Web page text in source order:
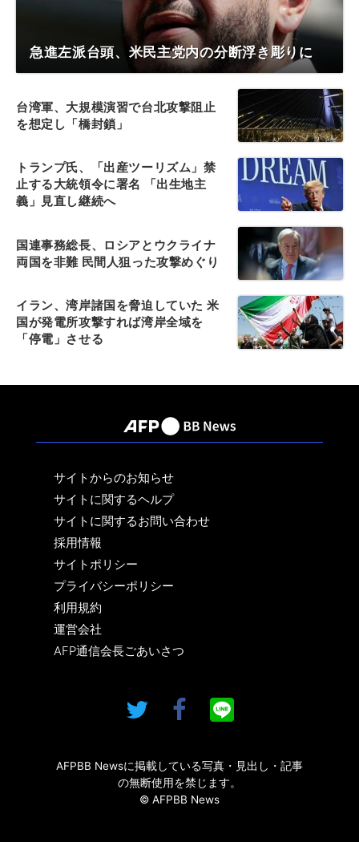
急進左派台頭、米民主党内の分断浮き彫りに
台湾軍、大規模演習で台北攻撃阻止
を想定し「橋封鎖」
トランプ氏、「出産ツーリズム」禁
止する大統領令に署名 「出生地主
義」見直し継続へ
国連事務総長、ロシアとウクライナ
両国を非難 民間人狙った攻撃めぐり
イラン、湾岸諸国を脅迫していた 米
国が発電所攻撃すれば湾岸全域を
「停電」させる
サイトからのお知らせ
サイトに関するヘルプ
サイトに関するお問い合わせ
採用情報
サイトポリシー
プライバシーポリシー
利用規約
運営会社
AFP通信会長ごあいさつ
AFPBB Newsに掲載している写真・見出し・記事
の無断使用を禁じます。
© AFPBB News